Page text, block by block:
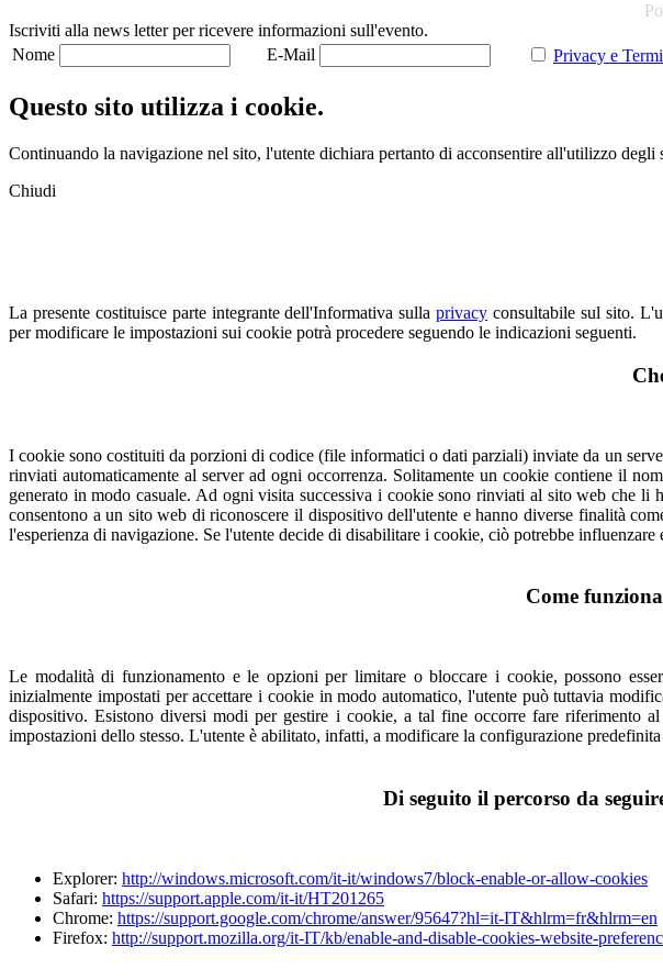
Iscriviti alla news letter per ricevere informazioni sull'evento.
Nome
E-Mail Privacy e
Questo sito utilizza i cookie.
Continuando la navigazione nel sito, l'utente dichiara pertanto di acconsentire all'utilizzo degli
Chiudi
La presente costituisce parte integrante dell'Informativa sullaprivacy consultabile sul sito.
per modificare le impostazioni sui cookie potrà procedere seguendo le indicazioni seguenti.
I cookie sono costituiti da porzioni di codice (file informatici o dati parziali) inviate da un
rinviati automaticamente al server ad ogni occorrenza. Solitamente un cookie contiene il
generato in modo casuale. Ad ogni visita successiva i cookie sono rinviati al sito web che
consentono a un sito web di riconoscere il dispositivo dell'utente e hanno diverse finalità
l'esperienza di navigazione. Se l'utente decide di disabilitare i cookie, ciò potrebbe
Come
Le modalità di funzionamento e le opzioni per limitare o bloccare i cookie, possono
inizialmente impostati per accettare i cookie in modo automatico, l'utente può tuttavia
dispositivo. Esistono diversi modi per gestire i cookie, a tal fine occorre fare riferimento
impostazioni dello stesso. L'utente è abilitato, infatti, a modificare la configurazione
Di seguito il percorso da
Explorer: http://windows.microsoft.com/it-it/windows7/block-enable-or-allow-cookies
Safari: https://support.apple.com/it-it/HT201265
Chrome: https://support.google.com/chrome/answer/95647?hl=it-IT&hlrm=fr&hlrm=en
Firefox: http://support.mozilla.org/it-IT/kb/enable-and-disable-cookies-website-